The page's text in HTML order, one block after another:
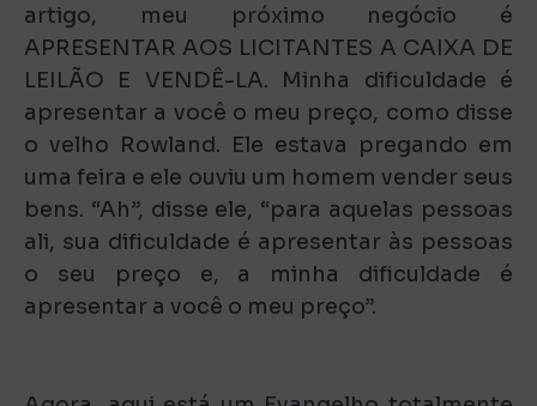
artigo, meu próximo negócio é
APRESENTAR AOS LICITANTES A CAIXA DE
LEILÃO E VENDÊ-LA. Minha dificuldade é
apresentar a você o meu preço, como disse
o velho Rowland. Ele estava pregando em
uma feira e ele ouviu um homem vender seus
bens. “Ah”, disse ele, “para aquelas pessoas
ali, sua dificuldade é apresentar às pessoas
o seu preço e, a minha dificuldade é
apresentar a você o meu preço”.